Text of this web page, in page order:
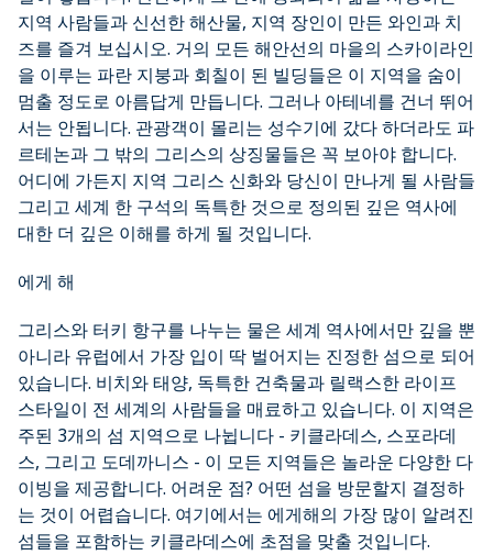
지역 사람들과 신선한 해산물, 지역 장인이 만든 와인과 치
즈를 즐겨 보십시오. 거의 모든 해안선의 마을의 스카이라인
을 이루는 파란 지붕과 회칠이 된 빌딩들은 이 지역을 숨이
멈출 정도로 아름답게 만듭니다. 그러나 아테네를 건너 뛰어
서는 안됩니다. 관광객이 몰리는 성수기에 갔다 하더라도 파
르테논과 그 밖의 그리스의 상징물들은 꼭 보아야 합니다.
어디에 가든지 지역 그리스 신화와 당신이 만나게 될 사람들
그리고 세계 한 구석의 독특한 것으로 정의된 깊은 역사에
대한 더 깊은 이해를 하게 될 것입니다.
에게 해
그리스와 터키 항구를 나누는 물은 세계 역사에서만 깊을 뿐
아니라 유럽에서 가장 입이 딱 벌어지는 진정한 섬으로 되어
있습니다. 비치와 태양, 독특한 건축물과 릴랙스한 라이프
스타일이 전 세계의 사람들을 매료하고 있습니다. 이 지역은
주된 3개의 섬 지역으로 나뉩니다 - 키클라데스, 스포라데
스, 그리고 도데까니스 - 이 모든 지역들은 놀라운 다양한 다
이빙을 제공합니다. 어려운 점? 어떤 섬을 방문할지 결정하
는 것이 어렵습니다. 여기에서는 에게해의 가장 많이 알려진
섬들을 포함하는 키클라데스에 초점을 맞출 것입니다.